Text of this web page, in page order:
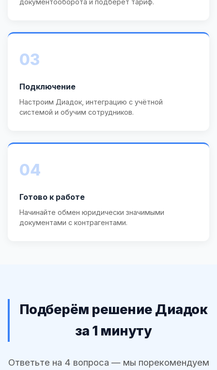
документооборота и подберёт тариф.
03
Подключение
Настроим Диадок, интеграцию с учётной
системой и обучим сотрудников.
04
Готово к работе
Начинайте обмен юридически значимыми
документами с контрагентами.
Подберём решение Диадок
за 1 минуту
Ответьте на 4 вопроса — мы порекомендуем